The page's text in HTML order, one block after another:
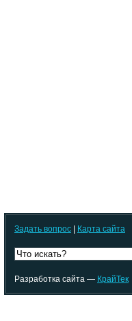
Задать вопрос Карта сайта
Разработка сайта — КрайТек